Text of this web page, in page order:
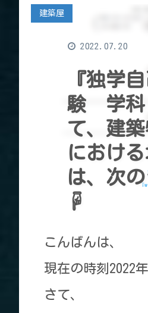
『独学
験 学科
て、建
におけ
は、次
☟
建築屋
2022.07.20
こんばんは、
現在の時刻2022
さて、